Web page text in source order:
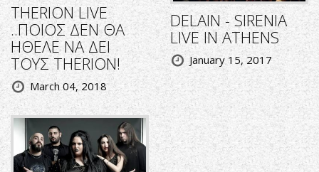
THERION LIVE
..ΠΟΙΟΣ ΔΕΝ ΘΑ
ΗΘΕΛΕ ΝΑ ΔΕΙ
ΤΟΥΣ THERION!
March 04, 2018
DELAIN - SIRENIA
LIVE IN ATHENS
January 15, 2017